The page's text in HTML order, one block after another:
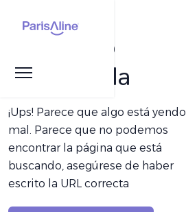
Página no
encontrada
¡Ups! Parece que algo está yendo
mal. Parece que no podemos
encontrar la página que está
buscando, asegúrese de haber
escrito la URL correcta